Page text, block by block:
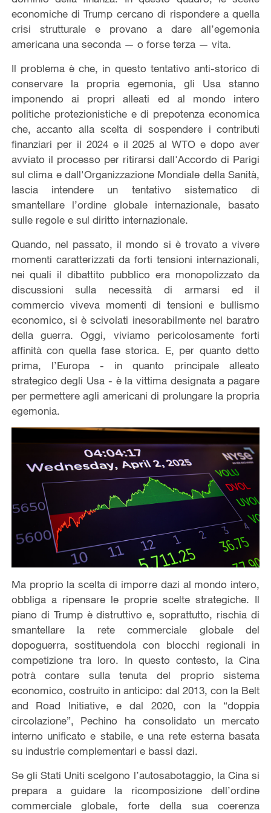
economiche di Trump cercano di rispondere a quella
crisi strutturale e provano a dare all’egemonia
americana una seconda — o forse terza — vita.
Il problema è che, in questo tentativo anti-storico di
conservare la propria egemonia, gli Usa stanno
imponendo ai propri alleati ed al mondo intero
politiche protezionistiche e di prepotenza economica
che, accanto alla scelta di sospendere i contributi
finanziari per il 2024 e il 2025 al WTO e dopo aver
avviato il processo per ritirarsi dall'Accordo di Parigi
sul clima e dall'Organizzazione Mondiale della Sanità,
lascia intendere un tentativo sistematico di
smantellare l’ordine globale internazionale, basato
sulle regole e sul diritto internazionale.
Quando, nel passato, il mondo si è trovato a vivere
momenti caratterizzati da forti tensioni internazionali,
nei quali il dibattito pubblico era monopolizzato da
discussioni sulla necessità di armarsi ed il
commercio viveva momenti di tensioni e bullismo
economico, si è scivolati inesorabilmente nel baratro
della guerra. Oggi, viviamo pericolosamente forti
affinità con quella fase storica. E, per quanto detto
prima, l’Europa - in quanto principale alleato
strategico degli Usa - è la vittima designata a pagare
per permettere agli americani di prolungare la propria
egemonia.
Ma proprio la scelta di imporre dazi al mondo intero,
obbliga a ripensare le proprie scelte strategiche. Il
piano di Trump è distruttivo e, soprattutto, rischia di
smantellare la rete commerciale globale del
dopoguerra, sostituendola con blocchi regionali in
competizione tra loro. In questo contesto, la Cina
potrà contare sulla tenuta del proprio sistema
economico, costruito in anticipo: dal 2013, con la Belt
and Road Initiative, e dal 2020, con la “doppia
circolazione”, Pechino ha consolidato un mercato
interno unificato e stabile, e una rete esterna basata
su industrie complementari e bassi dazi.
Se gli Stati Uniti scelgono l’autosabotaggio, la Cina si
prepara a guidare la ricomposizione dell’ordine
commerciale globale, forte della sua coerenza